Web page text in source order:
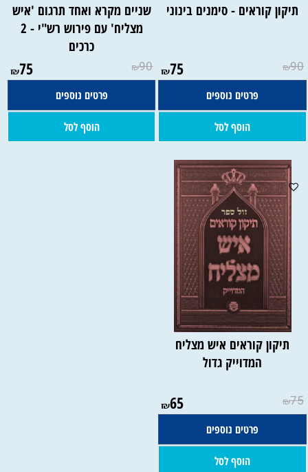
להטבעה:
תיקון קוראים - סימנים בינוני
₪90
₪75
פרטים נוספים
הוסף לסל
שניים מקרא ואחד תרגום 'איש
מצליח' עם פירוש רש"י - 2
כרכים
₪90
₪75
פרטים נוספים
הוסף לסל
תיקון קוראים איש מצליח
המדוייק גדול
₪75
₪65
פרטים נוספים
הוסף לסל